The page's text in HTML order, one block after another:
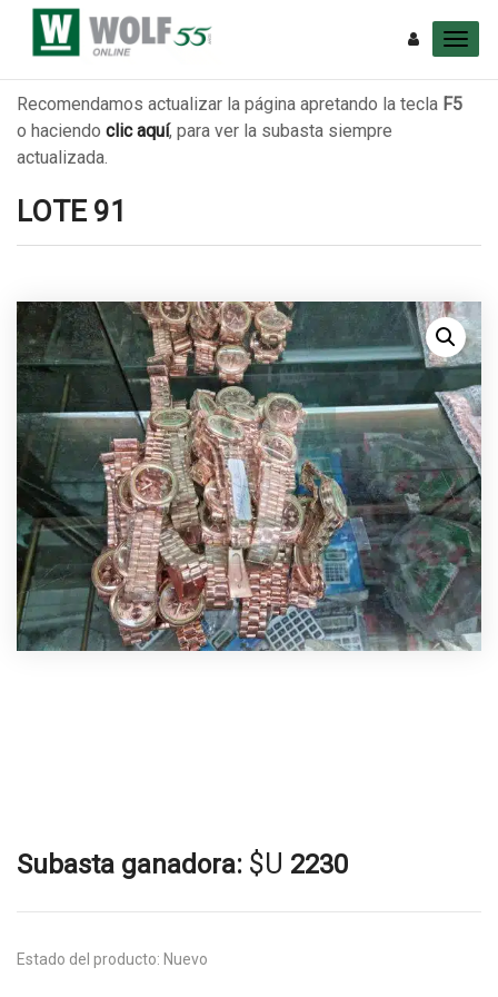
Recomendamos actualizar la página apretando la tecla F5
o haciendo clic aquí, para ver la subasta siempre
actualizada.
LOTE 91
Subasta ganadora: $U 2230
Estado del producto: Nuevo